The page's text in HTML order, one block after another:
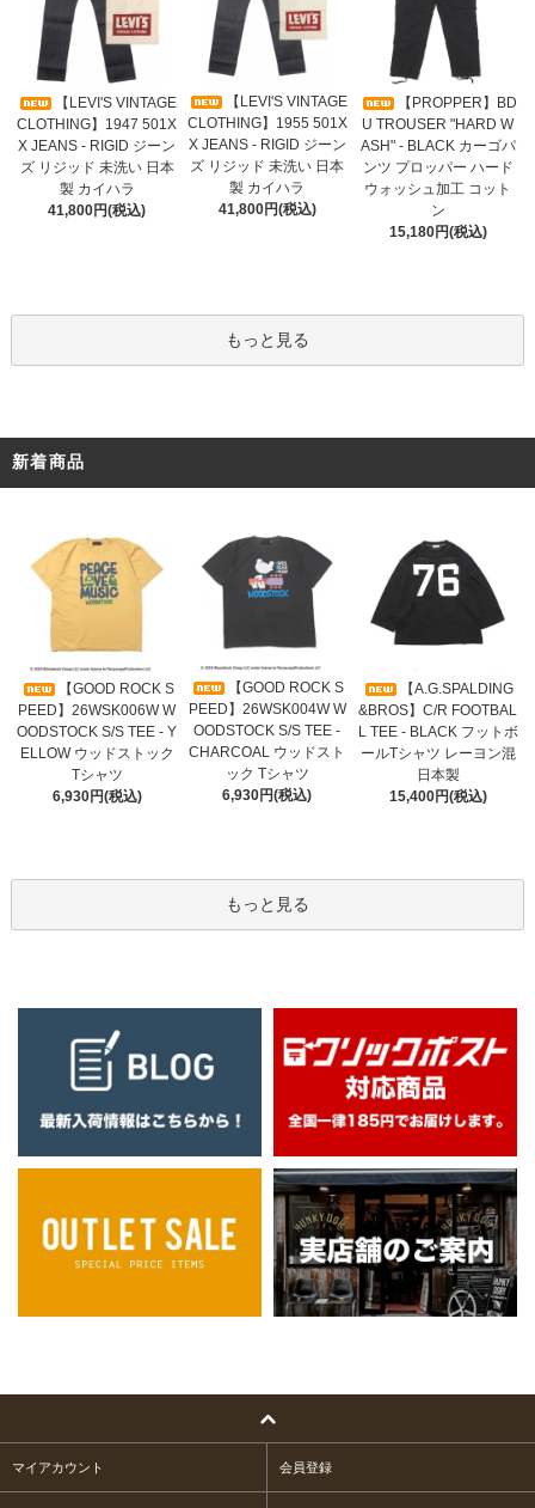
【LEVI'S VINTAGE
CLOTHING】1947 501X
X JEANS - RIGID ジーン
ズ リジッド 未洗い 日本
製 カイハラ
41,800円(税込)
【LEVI'S VINTAGE
CLOTHING】1955 501X
X JEANS - RIGID ジーン
ズ リジッド 未洗い 日本
製 カイハラ
41,800円(税込)
【PROPPER】BD
U TROUSER "HARD W
ASH" - BLACK カーゴパ
ンツ プロッパー ハード
ウォッシュ加工 コット
ン
15,180円(税込)
もっと見る
新着商品
【GOOD ROCK S
PEED】26WSK006W W
OODSTOCK S/S TEE - Y
ELLOW ウッドストック
Tシャツ
6,930円(税込)
【GOOD ROCK S
PEED】26WSK004W W
OODSTOCK S/S TEE -
CHARCOAL ウッドスト
ック Tシャツ
6,930円(税込)
【A.G.SPALDING
&BROS】C/R FOOTBAL
L TEE - BLACK フットボ
ールTシャツ レーヨン混
日本製
15,400円(税込)
もっと見る
マイアカウント 会員登録